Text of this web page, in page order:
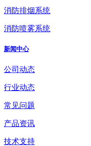
消防排烟系统
消防喷雾系统
新闻中心
公司动态
行业动态
常见问题
产品资讯
技术支持